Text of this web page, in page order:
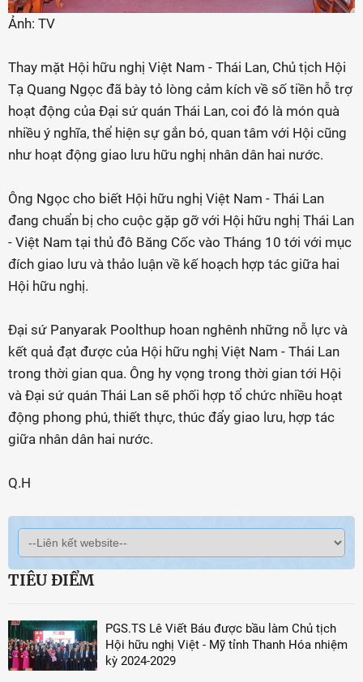
Ảnh: TV
Thay mặt Hội hữu nghị Việt Nam - Thái Lan, Chủ tịch Hội
Tạ Quang Ngọc đã bày tỏ lòng cảm kích về số tiền hỗ trợ
hoạt động của Đại sứ quán Thái Lan, coi đó là món quà
nhiều ý nghĩa, thể hiện sự gắn bó, quan tâm với Hội cũng
như hoạt động giao lưu hữu nghị nhân dân hai nước.
Ông Ngọc cho biết Hội hữu nghị Việt Nam - Thái Lan
đang chuẩn bị cho cuộc gặp gỡ với Hội hữu nghị Thái Lan
- Việt Nam tại thủ đô Băng Cốc vào Tháng 10 tới với mục
đích giao lưu và thảo luận về kế hoạch hợp tác giữa hai
Hội hữu nghị.
Đại sứ Panyarak Poolthup hoan nghênh những nỗ lực và
kết quả đạt được của Hội hữu nghị Việt Nam - Thái Lan
trong thời gian qua. Ông hy vọng trong thời gian tới Hội
và Đại sứ quán Thái Lan sẽ phối hợp tổ chức nhiều hoạt
động phong phú, thiết thực, thúc đẩy giao lưu, hợp tác
giữa nhân dân hai nước.
Q.H
TIÊU ĐIỂM
PGS.TS Lê Viết Báu được bầu làm Chủ tịch
Hội hữu nghị Việt - Mỹ tỉnh Thanh Hóa nhiệm
kỳ 2024-2029